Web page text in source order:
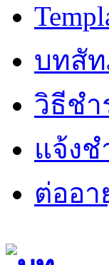
บทสั
วิธีชำ
แจ้งช
ต่ออา